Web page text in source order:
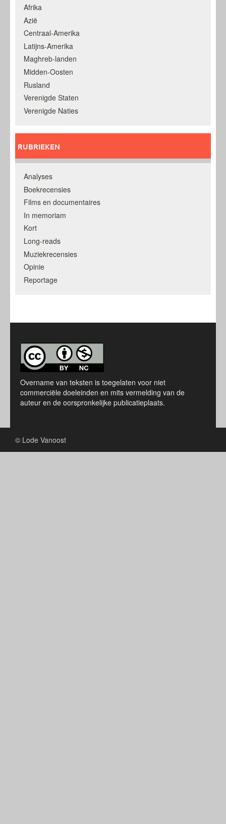
Afrika
Azië
Centraal-Amerika
Latijns-Amerika
Maghreb-landen
Midden-Oosten
Rusland
Verenigde Staten
Verenigde Naties
RUBRIEKEN
Analyses
Boekrecensies
Films en documentaires
In memoriam
Kort
Long-reads
Muziekrecensies
Opinie
Reportage
Overname van teksten is toegelaten voor niet
commerciële doeleinden en mits vermelding van de
auteur en de oorspronkelijke publicatieplaats.
© Lode Vanoost